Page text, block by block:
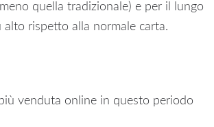
quella tradizionale) e per il lungo
rispetto alla normale carta.
venduta online in questo periodo